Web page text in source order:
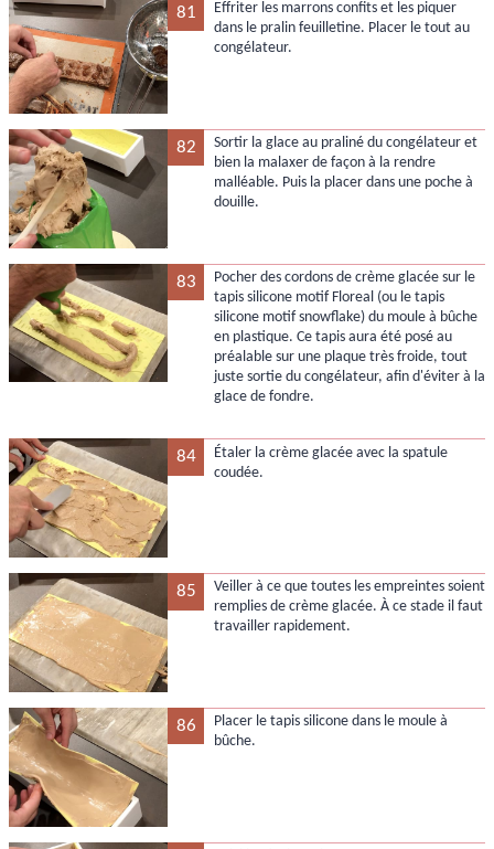
81
Effriter les marrons confits et les piquer
dans le pralin feuilletine. Placer le tout au
congélateur.
82
Sortir la glace au praliné du congélateur et
bien la malaxer de façon à la rendre
malléable. Puis la placer dans une poche à
douille.
83
Pocher des cordons de crème glacée sur le
tapis silicone motif Floreal (ou le tapis
silicone motif snowflake) du moule à bûche
en plastique. Ce tapis aura été posé au
préalable sur une plaque très froide, tout
juste sortie du congélateur, afin d'éviter à la
glace de fondre.
84
Étaler la crème glacée avec la spatule
coudée.
85
Veiller à ce que toutes les empreintes soient
remplies de crème glacée. À ce stade il faut
travailler rapidement.
86
Placer le tapis silicone dans le moule à
bûche.